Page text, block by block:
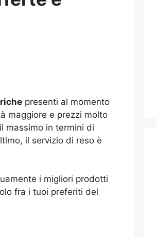
presenti al momento
maggiore e prezzi molto
massimo in termini di
il servizio di reso è
i migliori prodotti
fra i tuoi preferiti del